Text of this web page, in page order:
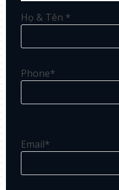
Họ & Tên *
Phone*
Email*